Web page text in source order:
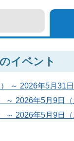
イベント
～ 2026年5月31
～ 2026年5月9日
～ 2026年5月9日